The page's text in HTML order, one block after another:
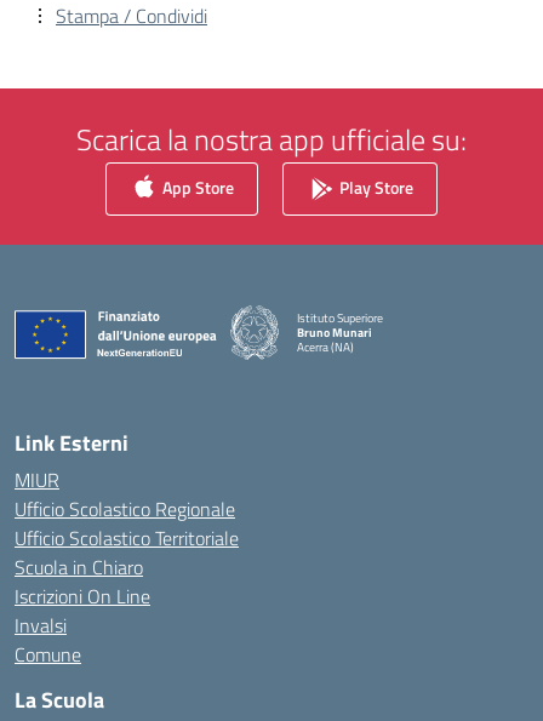
Stampa / Condividi
Scarica la nostra app ufficiale su:
App Store Play Store
Istituto Superiore
Bruno Munari
Acerra (NA)
Link Esterni
MIUR
Ufficio Scolastico Regionale
Ufficio Scolastico Territoriale
Scuola in Chiaro
Iscrizioni On Line
Invalsi
Comune
La Scuola